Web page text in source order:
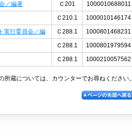
／編著
Ｃ201
1000010688011
Ｃ210.1
1000010146174
実行委員会／編
Ｃ288.1
1000801468231
Ｃ288.1
1000801979594
Ｃ288.1 1000210057562
所蔵については、カウンターでお尋ねください。